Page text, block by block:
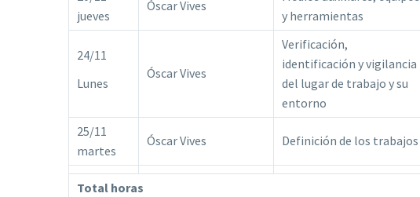
jueves
Óscar Vives
y herramientas
24/11
Lunes
Óscar Vives
Verificación,
identificación y vigilancia
del lugar de trabajo y su
entorno
25/11
martes
Óscar Vives Definición de los trabajos
Total horas